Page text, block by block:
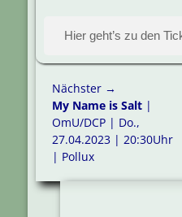
Hier geht’s zu den
Beitragsnavigation
Nächster →
Nächster
Beitrag:
My Name is Salt |
OmU/DCP | Do.,
27.04.2023 | 20:30Uhr
| Pollux